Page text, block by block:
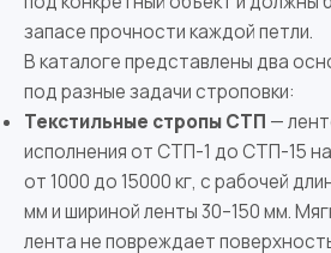
запасе прочности каждой петли.
В каталоге представлены два
под разные задачи строповки:
Текстильные стропы СТП —
исполнения от СТП-1 до СТП-15
от 1000 до 15000 кг, с рабочей
мм и шириной ленты 30–150 мм.
лента не повреждает